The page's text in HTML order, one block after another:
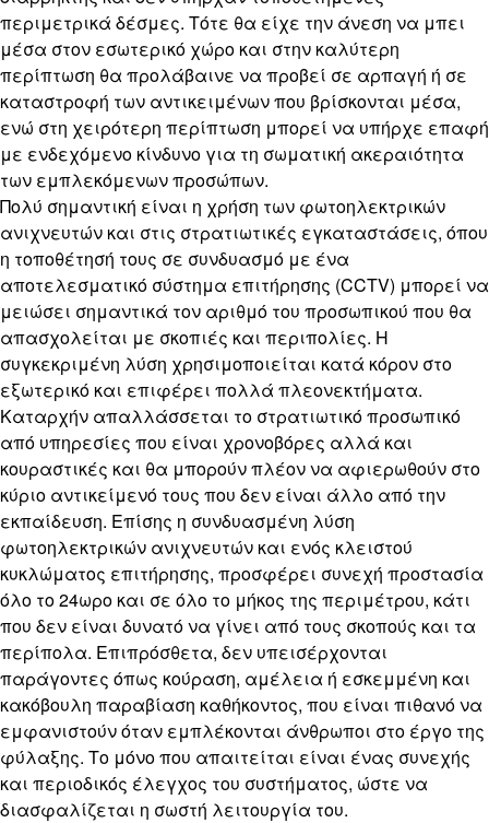
περιμετρικά δέσμες. Τότε θα είχε την άνεση να μπει
μέσα στον εσωτερικό χώρο και στην καλύτερη
περίπτωση θα προλάβαινε να προβεί σε αρπαγή ή σε
καταστροφή των αντικειμένων που βρίσκονται μέσα,
ενώ στη χειρότερη περίπτωση μπορεί να υπήρχε επαφή
με ενδεχόμενο κίνδυνο για τη σωματική ακεραιότητα
των εμπλεκόμενων προσώπων.
Πολύ σημαντική είναι η χρήση των φωτοηλεκτρικών
ανιχνευτών και στις στρατιωτικές εγκαταστάσεις, όπου
η τοποθέτησή τους σε συνδυασμό με ένα
αποτελεσματικό σύστημα επιτήρησης (CCTV) μπορεί να
μειώσει σημαντικά τον αριθμό του προσωπικού που θα
απασχολείται με σκοπιές και περιπολίες. Η
συγκεκριμένη λύση χρησιμοποιείται κατά κόρον στο
εξωτερικό και επιφέρει πολλά πλεονεκτήματα.
Καταρχήν απαλλάσσεται το στρατιωτικό προσωπικό
από υπηρεσίες που είναι χρονοβόρες αλλά και
κουραστικές και θα μπορούν πλέον να αφιερωθούν στο
κύριο αντικείμενό τους που δεν είναι άλλο από την
εκπαίδευση. Επίσης η συνδυασμένη λύση
φωτοηλεκτρικών ανιχνευτών και ενός κλειστού
κυκλώματος επιτήρησης, προσφέρει συνεχή προστασία
όλο το 24ωρο και σε όλο το μήκος της περιμέτρου, κάτι
που δεν είναι δυνατό να γίνει από τους σκοπούς και τα
περίπολα. Επιπρόσθετα, δεν υπεισέρχονται
παράγοντες όπως κούραση, αμέλεια ή εσκεμμένη και
κακόβουλη παραβίαση καθήκοντος, που είναι πιθανό να
εμφανιστούν όταν εμπλέκονται άνθρωποι στο έργο της
φύλαξης. Το μόνο που απαιτείται είναι ένας συνεχής
και περιοδικός έλεγχος του συστήματος, ώστε να
διασφαλίζεται η σωστή λειτουργία του.